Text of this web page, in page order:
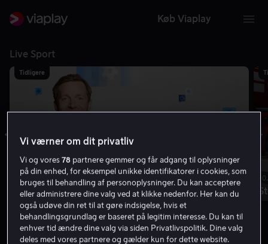
Køb Viaplay
Live Sport
Tidligere
08.00 | 2t.
Sportstalk
Viaplay Sport News
Vis oversigten
Live lige nu
Vi værner om dit privatliv
Vi og vores78 partnere gemmer og får adgang til oplysninger
på din enhed, for eksempel unikke identifikatorer i cookies, som
bruges til behandling af personoplysninger. Du kan acceptere
eller administrere dine valg ved at klikke nedenfor. Her kan du
også udøve din ret til at gøre indsigelse, hvis et
behandlingsgrundlag er baseret på legitim interesse. Du kan til
enhver tid ændre dine valg via siden Privatlivspolitik. Dine valg
deles med vores partnere og gælder kun for dette website.